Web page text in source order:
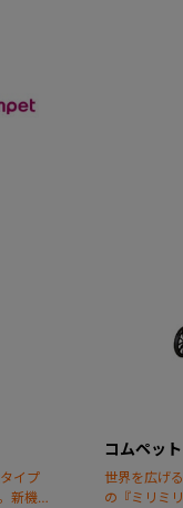
イプ
新機能
コムペッ
世界を広げ
の『ミリミ